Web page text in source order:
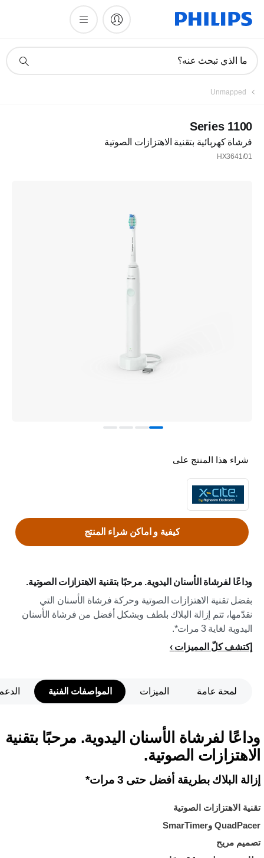
دعم
ما الذي تبحث عنه؟
Unmapped
1100 Series
فرشاة كهربائية بتقنية الاهتزازات الصوتية
HX3641/01
وداعًا لفرشاة الأسنان اليدوية. مرحبًا بتقنية الاهتزازات الصوتية.
بفضل تقنية الاهتزازات الصوتية وحركة فرشاة الأسنان التي
نقدّمها، تتم إزالة البلاك بلطف وبشكل أفضل من فرشاة الأسنان
اليدوية لغاية 3 مرات*.
إكتشف كلّ المميزات
شراء هذا المنتج على
كيفية و اماكن شراء المنتج
لمحة عامة الميزات المواصفات الفنية
وداعًا لفرشاة الأسنان اليدوية. مرحبًا بتقنية
الاهتزازات الصوتية.
إزالة البلاك بطريقة أفضل حتى 3 مرات*
تقنية الاهتزازات الصوتية
QuadPacer وSmarTimer
تصميم مريح